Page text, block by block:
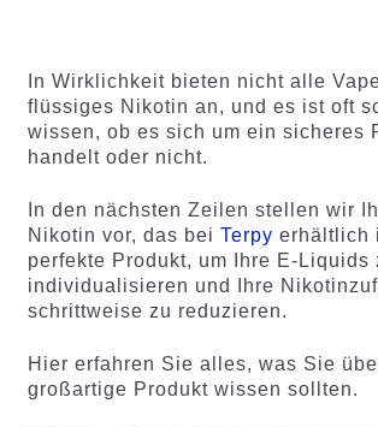
d auf
Kundenb
ewertung
en
auf
In Wirklichkeit bieten nicht alle
flüssiges Nikotin an, und es ist oft
wissen, ob es sich um ein sicheres
handelt oder nicht.
In den nächsten Zeilen stellen wir
Nikotin vor, das bei Terpy erhältlich
perfekte Produkt, um Ihre E-Liquids
individualisieren und Ihre
schrittweise zu reduzieren.
Hier erfahren Sie alles, was Sie
großartige Produkt wissen sollten.